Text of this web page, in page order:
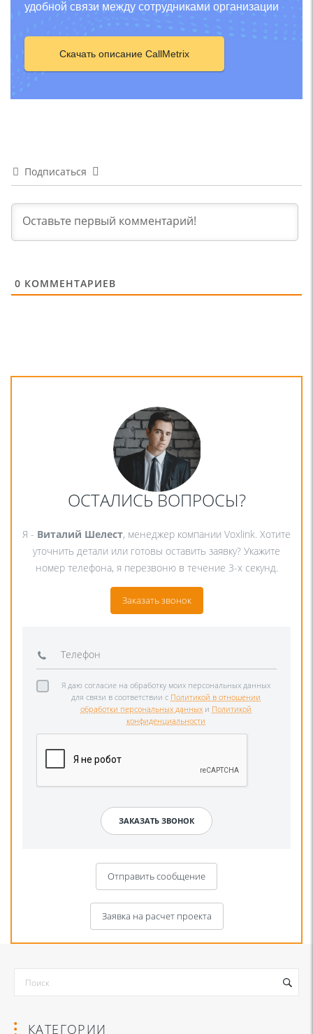
удобной связи между сотрудниками организации
Скачать описание CallMetrix
Подписаться
0 КОММЕНТАРИЕВ
ОСТАЛИСЬ ВОПРОСЫ?
Я - Виталий Шелест, менеджер компании Voxlink. Хотите
уточнить детали или готовы оставить заявку? Укажите
номер телефона, я перезвоню в течение 3-х секунд.
Заказать звонок
Я даю согласие на обработку моих персональных данных
для связи в соответствии с Политикой в отношении
обработки персональных данных и Политикой
конфиденциальности
Отправить сообщение
Заявка на расчет проекта
КАТЕГОРИИ